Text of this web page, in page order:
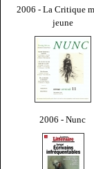
2006 - La Critique
jeune
2006 - Nunc